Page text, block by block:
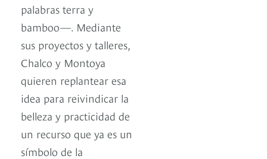
palabras terra y
bamboo—. Mediante
sus proyectos y talleres,
Chalco y Montoya
quieren replantear esa
idea para reivindicar la
belleza y practicidad de
un recurso que ya es un
símbolo de la